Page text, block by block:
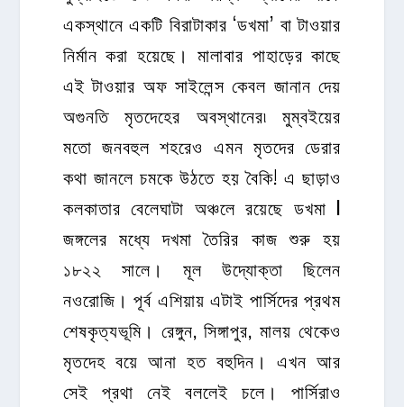
একস্থানে একটি বিরাটাকার ‘ডখমা’ বা টাওয়ার
নির্মান করা হয়েছে। মালাবার পাহাড়ের কাছে
এই টাওয়ার অফ সাইলেন্স কেবল জানান দেয়
অগুনতি মৃতদেহের অবস্থানের৷ মুম্বইয়ের
মতো জনবহুল শহরেও এমন মৃতদের ডেরার
কথা জানলে চমকে উঠতে হয় বৈকি! এ ছাড়াও
কলকাতার বেলেঘাটা অঞ্চলে রয়েছে ডখমা l
জঙ্গলের মধ্যে দখমা তৈরির কাজ শুরু হয়
১৮২২ সালে। মূল উদ্যোক্তা ছিলেন
নওরোজি। পূর্ব এশিয়ায় এটাই পার্সিদের প্রথম
শেষকৃত্যভূমি। রেঙ্গুন, সিঙ্গাপুর, মালয় থেকেও
মৃতদেহ বয়ে আনা হত বহুদিন। এখন আর
সেই প্রথা নেই বললেই চলে। পার্সিরাও